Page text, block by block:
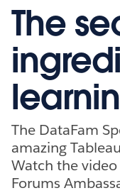
The
The DataFam
amazing
Watch the
Forums